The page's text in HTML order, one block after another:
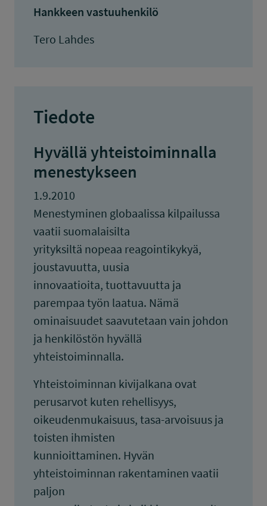
Hankkeen vastuuhenkilö
Tero Lahdes
Tiedote
Hyvällä yhteistoiminnalla
menestykseen
1.9.2010
Menestyminen globaalissa kilpailussa
vaatii suomalaisilta
yrityksiltä nopeaa reagointikykyä,
joustavuutta, uusia
innovaatioita, tuottavuutta ja
parempaa työn laatua. Nämä
ominaisuudet saavutetaan vain johdon
ja henkilöstön hyvällä
yhteistoiminnalla.
Yhteistoiminnan kivijalkana ovat
perusarvot kuten rehellisyys,
oikeudenmukaisuus, tasa-arvoisuus ja
toisten ihmisten
kunnioittaminen. Hyvän
yhteistoiminnan rakentaminen vaatii
paljon